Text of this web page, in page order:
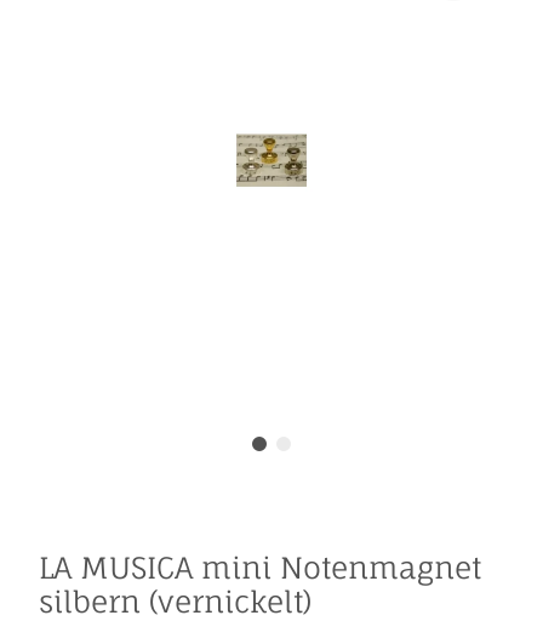
LA MUSICA mini Notenmagnet
silbern (vernickelt)